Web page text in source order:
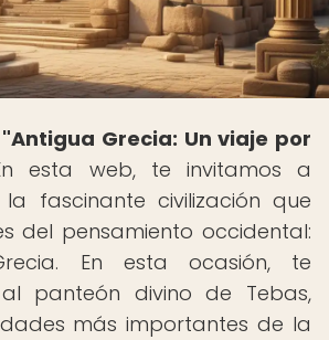
"Antigua Grecia: Un viaje por
esta web, te invitamos a
fascinante civilización que
del pensamiento occidental:
En esta ocasión, te
panteón divino de Tebas,
más importantes de la